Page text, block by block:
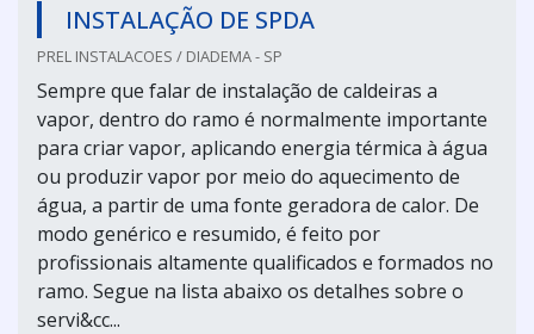
INSTALAÇÃO DE SPDA
PREL INSTALACOES / DIADEMA - SP
Sempre que falar de instalação de caldeiras a
vapor, dentro do ramo é normalmente importante
para criar vapor, aplicando energia térmica à água
ou produzir vapor por meio do aquecimento de
água, a partir de uma fonte geradora de calor. De
modo genérico e resumido, é feito por
profissionais altamente qualificados e formados no
ramo. Segue na lista abaixo os detalhes sobre o
servi&cc...